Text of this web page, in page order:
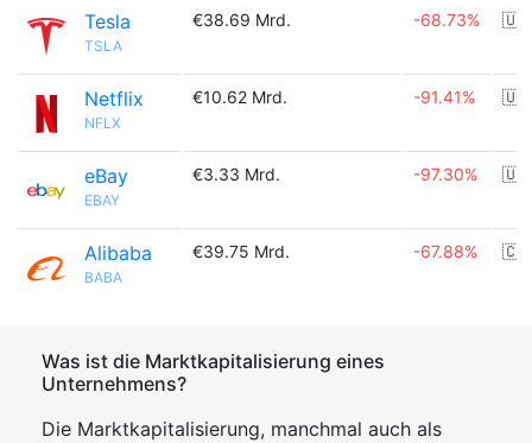
Tesla
TSLA
€38.69 Mrd. -68.73%
Netflix
NFLX
€10.62 Mrd. -91.41%
eBay
EBAY
€3.33 Mrd. -97.30%
Alibaba
BABA
€39.75 Mrd. -67.88%
Was ist die Marktkapitalisierung eines
Unternehmens?
Die Marktkapitalisierung, manchmal auch als